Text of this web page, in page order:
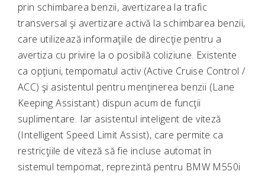
prin schimbarea benzii, avertizarea la trafic
transversal şi avertizare activă la schimbarea benzii,
care utilizează informaţiile de direcţie pentru a
avertiza cu privire la o posibilă coliziune. Existente
ca opţiuni, tempomatul activ (Active Cruise Control /
ACC) şi asistentul pentru menţinerea benzii (Lane
Keeping Assistant) dispun acum de funcţii
suplimentare. Iar asistentul inteligent de viteză
(Intelligent Speed Limit Assist), care permite ca
restricţiile de viteză să fie incluse automat în
sistemul tempomat, reprezintă pentru BMW M550i